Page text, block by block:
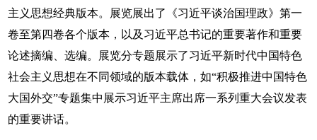
主义思想经典版本。展览展出了《习近平谈治国理政》第一
卷至第四卷各个版本，以及习近平总书记的重要著作和重要
论述摘编、选编。展览分专题展示了习近平新时代中国特色
社会主义思想在不同领域的版本载体，如“积极推进中国特色
大国外交”专题集中展示习近平主席出席一系列重大会议发表
的重要讲话。